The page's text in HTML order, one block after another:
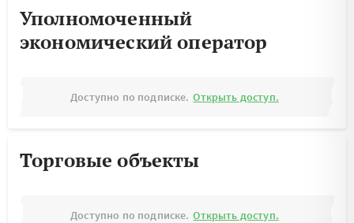
Уполномоченный
экономический оператор
Доступно по подписке. Открыть доступ.
Торговые объекты
Доступно по подписке. Открыть доступ.